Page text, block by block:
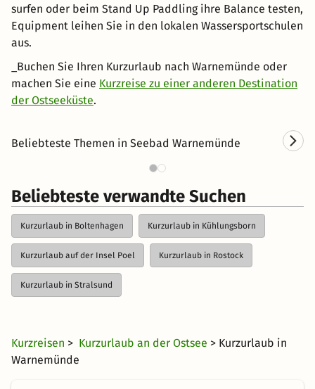
surfen oder beim Stand Up Paddling ihre Balance testen,
Equipment leihen Sie in den lokalen Wassersportschulen
aus.
_Buchen Sie Ihren Kurzurlaub nach Warnemünde oder
machen Sie eine Kurzreise zu einer anderen Destination
der Ostseeküste.
Beliebteste Themen in Seebad Warnemünde
Beliebteste verwandte Suchen
Kurzurlaub in Boltenhagen Kurzurlaub in Kühlungsborn
Kurzurlaub auf der Insel Poel Kurzurlaub in Rostock
Kurzurlaub in Stralsund
Kurzreisen > Kurzurlaub an der Ostsee > Kurzurlaub in
Warnemünde